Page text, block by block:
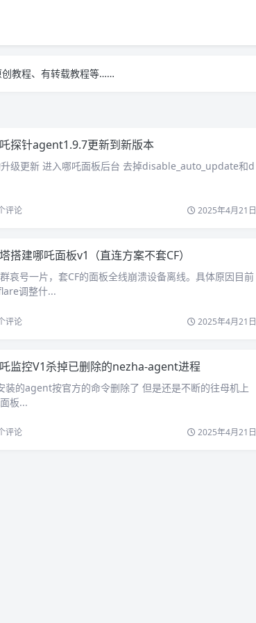
创教程、有转载教程等……
探针agent1.9.7更新到新版本
级更新 进入哪吒面板后台 去掉disable_auto_update和d
评论 2025年4月21日
搭建哪吒面板v1（直连方案不套CF）
哀号一片，套CF的面板全线崩溃设备离线。具体原因目前
调整什...
评论 2025年4月21日
监控V1杀掉已删除的nezha-agent进程
装的agent按官方的命令删除了 但是还是不断的往母机上
板...
评论 2025年4月21日